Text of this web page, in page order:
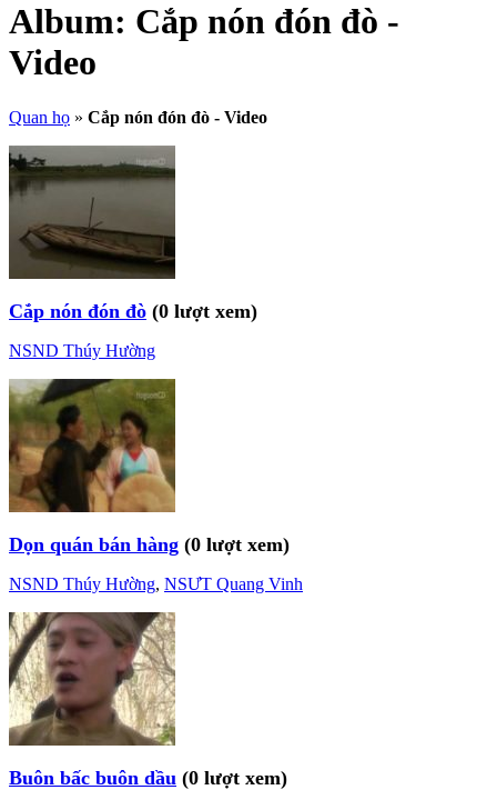
Album: Cắp nón đón đò -
Video
Quan họ » Cắp nón đón đò - Video
Cắp nón đón đò (0 lượt xem)
NSND Thúy Hường
Dọn quán bán hàng (0 lượt xem)
NSND Thúy Hường, NSƯT Quang Vinh
Buôn bấc buôn dầu (0 lượt xem)